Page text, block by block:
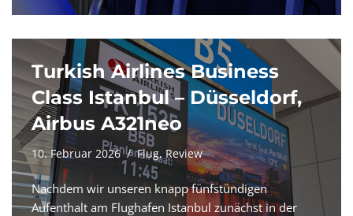
Turkish Airlines Business
Class Istanbul – Düsseldorf,
Airbus A321neo
10. Februar 2026 Flug, Review
Nachdem wir unseren knapp fünfstündigen
Aufenthalt am Flughafen Istanbul zunächst in der